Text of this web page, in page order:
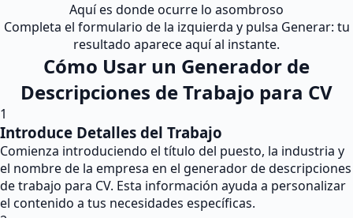
Aquí es donde ocurre lo asombroso
Completa el formulario de la izquierda y pulsa Generar: tu
resultado aparece aquí al instante.
Cómo Usar un Generador de
Descripciones de Trabajo para CV
1
Introduce Detalles del Trabajo
Comienza introduciendo el título del puesto, la industria y
el nombre de la empresa en el generador de descripciones
de trabajo para CV. Esta información ayuda a personalizar
el contenido a tus necesidades específicas.